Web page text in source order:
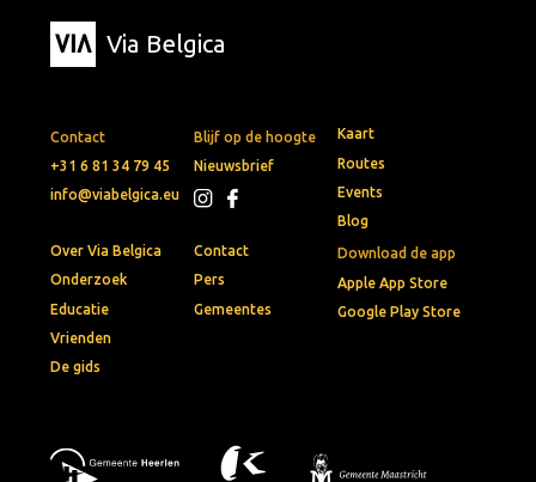
Via Belgica
Contact
+31 6 81 34 79 45
info@viabelgica.eu
Blijf op de hoogte
Nieuwsbrief
Download de app
Apple App Store
Google Play Store
Kaart
Routes
Events
Blog
Over Via Belgica
Onderzoek
Educatie
Vrienden
De gids
Contact
Pers
Gemeentes